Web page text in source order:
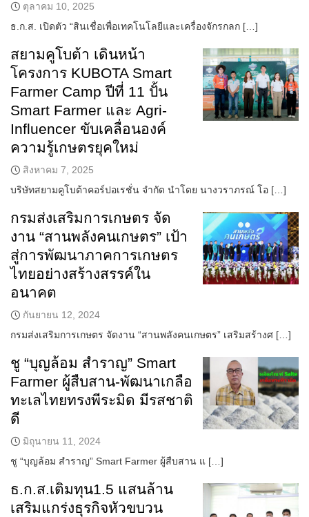
ตุลาคม 10, 2025
ธ.ก.ส. เปิดตัว “สินเชื่อเพื่อเทคโนโลยีและเครื่องจักรกลก […]
สยามคูโบต้า เดินหน้า
โครงการ KUBOTA Smart
Farmer Camp ปีที่ 11 ปั้น
Smart Farmer และ Agri-
Influencer ขับเคลื่อนองค์
ความรู้เกษตรยุคใหม่
สิงหาคม 7, 2025
บริษัทสยามคูโบต้าคอร์ปอเรชั่น จำกัด นำโดย นางวราภรณ์ โอ […]
กรมส่งเสริมการเกษตร จัด
งาน “สานพลังคนเกษตร” เป้า
สู่การพัฒนาภาคการเกษตร
ไทยอย่างสร้างสรรค์ใน
อนาคต
กันยายน 12, 2024
กรมส่งเสริมการเกษตร จัดงาน “สานพลังคนเกษตร” เสริมสร้างศ […]
ชู “บุญล้อม สำราญ” Smart
Farmer ผู้สืบสาน-พัฒนาเกลือ
ทะเลไทยทรงพีระมิด มีรสชาติ
ดี
มิถุนายน 11, 2024
ชู “บุญล้อม สำราญ” Smart Farmer ผู้สืบสาน แ […]
ธ.ก.ส.เติมทุน1.5 แสนล้าน
เสริมแกร่งธุรกิจหัวขบวน